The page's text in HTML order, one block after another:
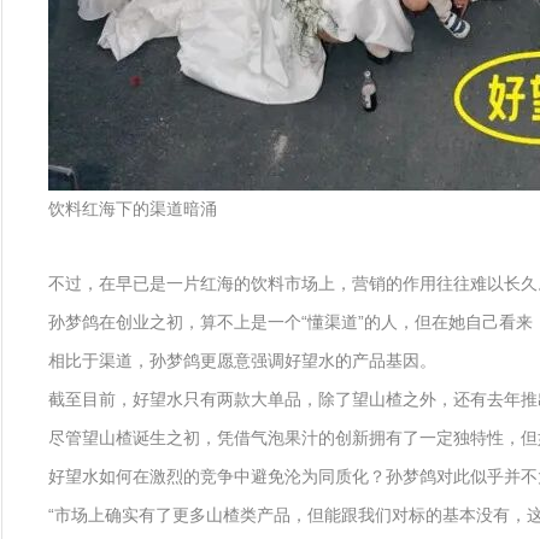
饮料红海下的渠道暗涌
不过，在早已是一片红海的饮料市场上，营销的作用往往难以长
孙梦鸽在创业之初，算不上是一个“懂渠道”的人，但在她自己看
相比于渠道，孙梦鸽更愿意强调好望水的产品基因。
截至目前，好望水只有两款大单品，除了望山楂之外，还有去年
尽管望山楂诞生之初，凭借气泡果汁的创新拥有了一定独特性，
好望水如何在激烈的竞争中避免沦为同质化？孙梦鸽对此似乎并
“市场上确实有了更多山楂类产品，但能跟我们对标的基本没有